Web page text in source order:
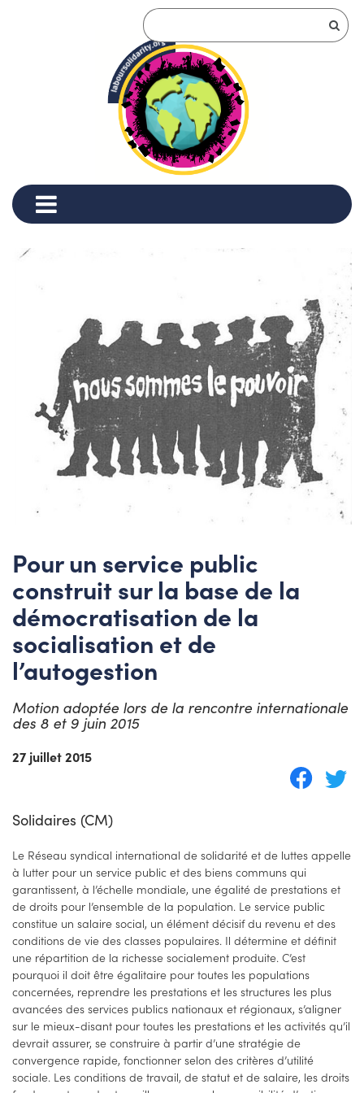
Pour un service public
construit sur la base de la
démocratisation de la
socialisation et de
l’autogestion
Motion adoptée lors de la rencontre internationale
des 8 et 9 juin 2015
27 juillet 2015
Solidaires (CM)
Le Réseau syndical international de solidarité et de luttes appelle
à lutter pour un service public et des biens communs qui
garantissent, à l’échelle mondiale, une égalité de prestations et
de droits pour l’ensemble de la population. Le service public
constitue un salaire social, un élément décisif du revenu et des
conditions de vie des classes populaires. Il détermine et définit
une répartition de la richesse socialement produite. C’est
pourquoi il doit être égalitaire pour toutes les populations
concernées, reprendre les prestations et les structures les plus
avancées des services publics nationaux et régionaux, s’aligner
sur le mieux-disant pour toutes les prestations et les activités qu’il
devrait assurer, se construire à partir d’une stratégie de
convergence rapide, fonctionner selon des critères d’utilité
sociale. Les conditions de travail, de statut et de salaire, les droits